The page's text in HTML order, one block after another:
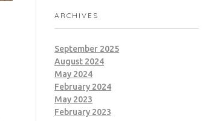
ARCHIVES
September 2025
August 2024
May 2024
February 2024
May 2023
February 2023